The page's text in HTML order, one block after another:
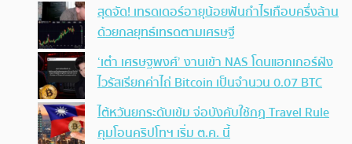
สุดจัด! เทรดเดอร์อายุน้อยฟันกำไรเกือบครึ่งล้าน
ด้วยกลยุทธ์เทรดตามเศรษฐี
‘เต๋า เศรษฐพงศ์’ งานเข้า NAS โดนแฮกเกอร์ฝัง
ไวรัสเรียกค่าไถ่ Bitcoin เป็นจำนวน 0.07 BTC
ไต้หวันยกระดับเข้ม จ่อบังคับใช้กฏ Travel Rule
คุมโอนคริปโทฯ เริ่ม ต.ค. นี้